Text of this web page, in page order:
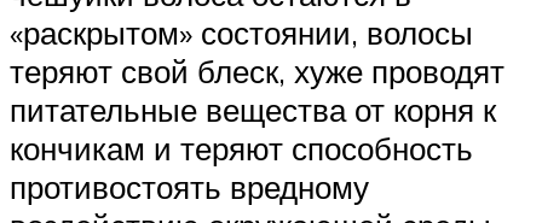
«раскрытом» состоянии, волосы
теряют свой блеск, хуже проводят
питательные вещества от корня к
кончикам и теряют способность
противостоять вредному